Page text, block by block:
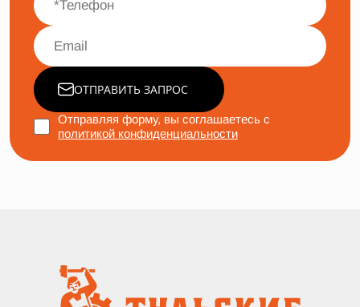
ОТПРАВИТЬ ЗАПРОС
Отправляя форму, вы соглашаетесь с
политикой конфиденциальности